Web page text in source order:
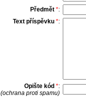
Předmět *:
Text příspěvku *:
Opište kód *:
(ochrana proti spamu)